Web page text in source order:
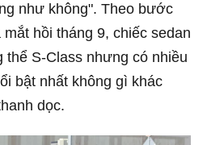
như không". Theo bước
hồi tháng 9, chiếc sedan
thể S-Class nhưng có nhiều
bật nhất không gì khác
dọc.